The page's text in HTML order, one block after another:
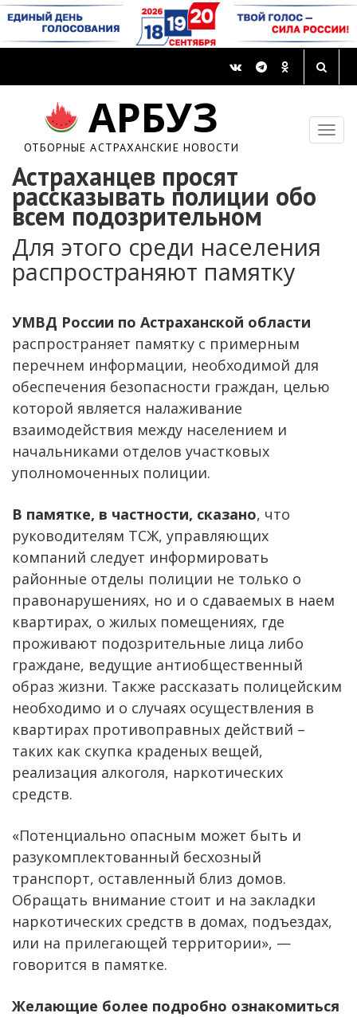
АРБУЗ
ОТБОРНЫЕ АСТРАХАНСКИЕ НОВОСТИ
Астраханцев просят
рассказывать полиции обо
всем подозрительном
Для этого среди населения
распространяют памятку
УМВД России по Астраханской области
распространяет памятку с примерным
перечнем информации, необходимой для
обеспечения безопасности граждан, целью
которой является налаживание
взаимодействия между населением и
начальниками отделов участковых
уполномоченных полиции.
В памятке, в частности, сказано, что
руководителям ТСЖ, управляющих
компаний следует информировать
районные отделы полиции не только о
правонарушениях, но и о сдаваемых в наем
квартирах, о жилых помещениях, где
проживают подозрительные лица либо
граждане, ведущие антиобщественный
образ жизни. Также рассказать полицейским
необходимо и о случаях осуществления в
квартирах противоправных действий –
таких как скупка краденых вещей,
реализация алкоголя, наркотических
средств.
«Потенциально опасным может быть и
разукомплектованный бесхозный
транспорт, оставленный близ домов.
Обращать внимание стоит и на закладки
наркотических средств в домах, подъездах,
или на прилегающей территории», —
говорится в памятке.
Желающие более подробно ознакомиться